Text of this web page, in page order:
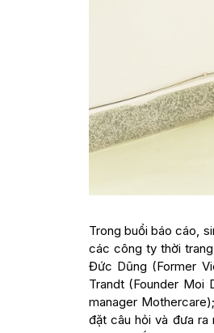
Trong buổi báo cáo,
các công ty thời
Đức Dũng (Former
Trandt (Founder Moi
manager
đặt câu hỏi và đưa ra